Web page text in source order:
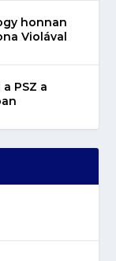
honnan
Violával
PSZ a